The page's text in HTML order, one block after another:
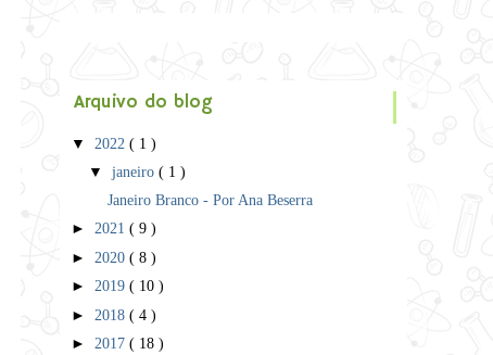
Arquivo do blog
▼ 2022 ( 1 )
▼janeiro( 1 )
Janeiro Branco - Por Ana Beserra
► 2021 ( 9 )
► 2020 ( 8 )
► 2019 ( 10 )
► 2018 ( 4 )
► 2017 ( 18 )